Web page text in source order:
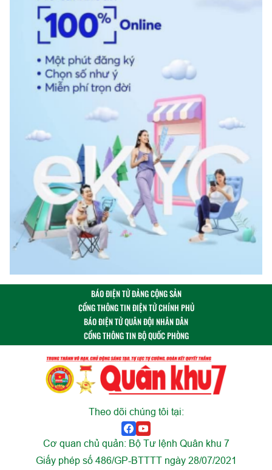
BÁO ĐIỆN TỬ ĐẢNG CỘNG SẢN
CỔNG THÔNG TIN ĐIỆN TỬ CHÍNH PHỦ
BÁO ĐIỆN TỬ QUÂN ĐỘI NHÂN DÂN
CỔNG THÔNG TIN BỘ QUỐC PHÒNG
Theo dõi chúng tôi tại:
Cơ quan chủ quản: Bộ Tư lệnh Quân khu 7
Giấy phép số 486/GP-BTTTT ngày 28/07/2021